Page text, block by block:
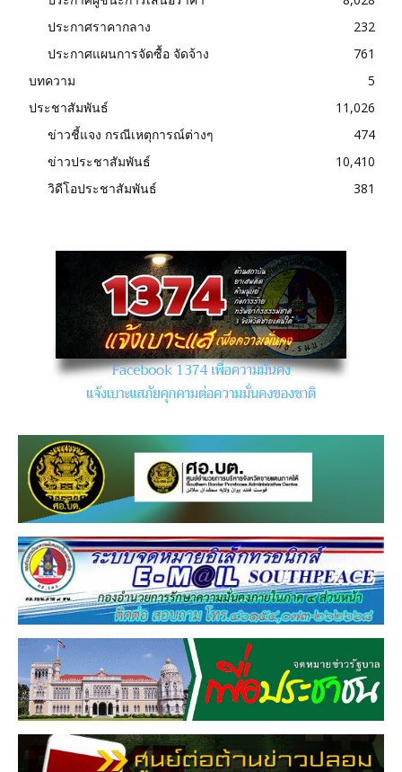
ประกาศราคากลาง
232
ประกาศแผนการจัดซื้อ จัดจ้าง
761
บทความ
5
ประชาสัมพันธ์
11,026
ข่าวชี้แจง กรณีเหตุการณ์ต่างๆ
474
ข่าวประชาสัมพันธ์
10,410
วิดีโอประชาสัมพันธ์
381